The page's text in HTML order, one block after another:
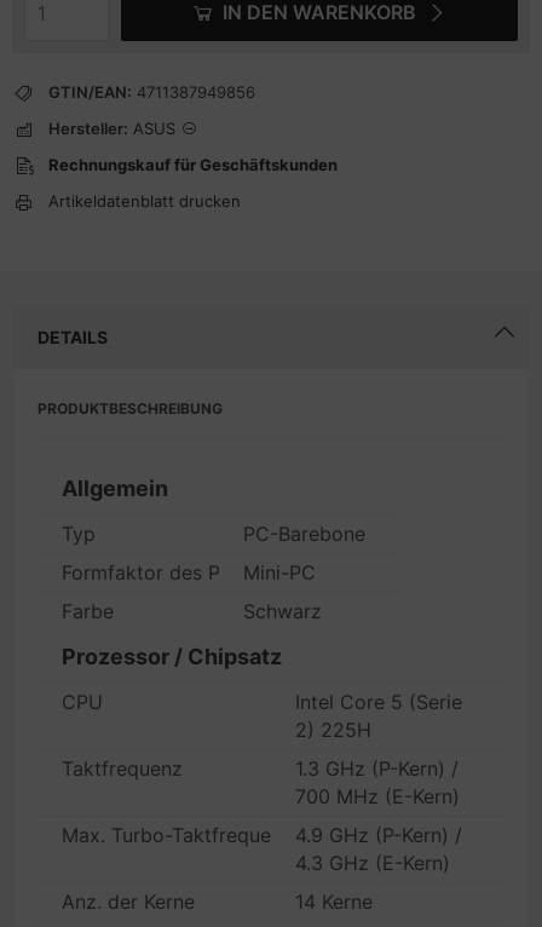
IN DEN WARENKORB
GTIN/EAN: 4711387949856
Hersteller: ASUS
Rechnungskauf für Geschäftskunden
Artikeldatenblatt drucken
DETAILS
PRODUKTBESCHREIBUNG
Allgemein
Typ
PC-Barebone
Formfaktor des Produktes
Mini-PC
Farbe
Schwarz
Prozessor / Chipsatz
CPU
Intel Core 5 (Serie
2) 225H
Taktfrequenz
1.3 GHz (P-Kern) /
700 MHz (E-Kern)
Max. Turbo-Taktfrequenz
4.9 GHz (P-Kern) /
4.3 GHz (E-Kern)
Anz. der Kerne
14 Kerne